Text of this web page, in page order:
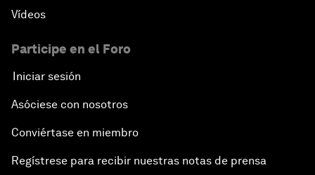
Vídeos
Participe en el Foro
Iniciar sesión
Asóciese con nosotros
Conviértase en miembro
Regístrese para recibir nuestras notas de prensa